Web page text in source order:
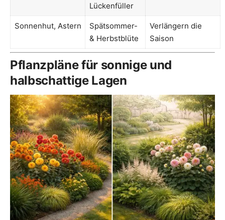
Lückenfüller
Sonnenhut, Astern
Spätsommer-
& Herbstblüte
Verlängern die
Saison
Pflanzpläne für sonnige und
halbschattige Lagen